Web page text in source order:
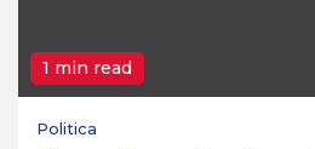
1 min read
Politica